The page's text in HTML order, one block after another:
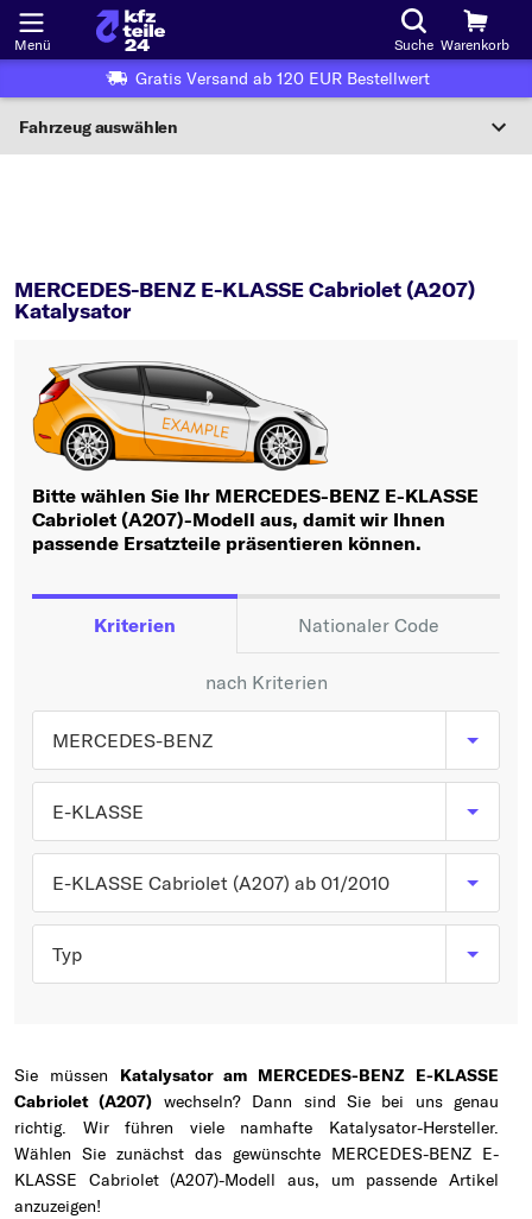
Menü Suche Warenkorb
Gratis Versand ab 120 EUR Bestellwert
Fahrzeug auswählen
Fahrzeug auswählen
Oder Fahrzeugauswahl nach Kriterien:
Hersteller wählen
Typ wählen
MERCEDES-BENZ E-KLASSE Cabriolet (A207)
Katalysator
Bitte wählen Sie Ihr MERCEDES-BENZ E-KLASSE
Cabriolet (A207)-Modell aus, damit wir Ihnen
passende Ersatzteile präsentieren können.
Kriterien Nationaler Code
nach Kriterien
MERCEDES-BENZ
E-KLASSE
E-KLASSE Cabriolet (A207) ab 01/2010
Typ
Sie müssen Katalysator am MERCEDES-BENZ E-KLASSE
Cabriolet (A207) wechseln? Dann sind Sie bei uns genau
richtig. Wir führen viele namhafte Katalysator-Hersteller.
Wählen Sie zunächst das gewünschte MERCEDES-BENZ E-
KLASSE Cabriolet (A207)-Modell aus, um passende Artikel
anzuzeigen!